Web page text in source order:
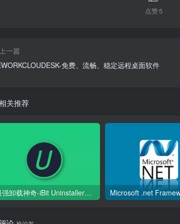
点赞5
一篇
免费、流畅、稳定远程桌面软件
关推荐
最强卸载神奇-iBit Uninstaller中文绿色版单文件